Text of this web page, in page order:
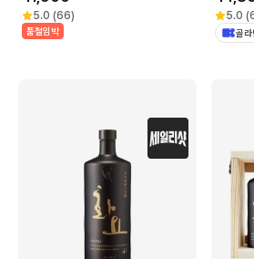
5.0 (66)
품절임박
5.0 (
골라